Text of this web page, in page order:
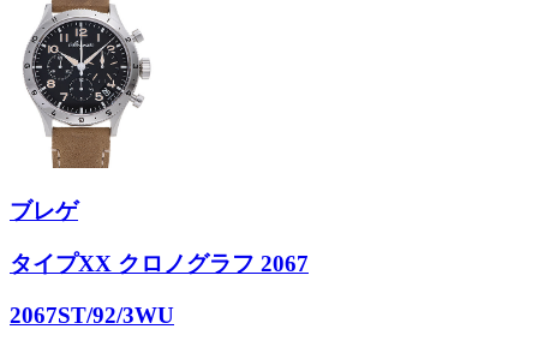
ブレゲ
タイプXX クロノグラフ 2067
2067ST/92/3WU